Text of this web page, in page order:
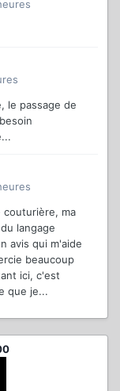
le passage de
couturière, ma
langage
avis qui m'aide
beaucoup
ici, c'est
que je...